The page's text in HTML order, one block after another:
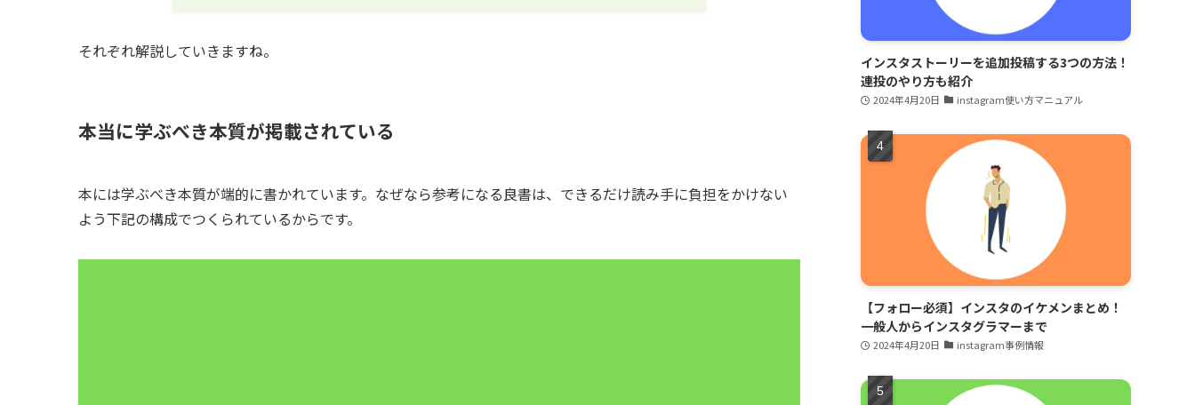
それぞれ解説していきますね。
本当に学ぶべき本質が掲載されている
本には学ぶべき本質が端的に書かれています。なぜなら参考になる良書は、できるだけ読み手に負担をかけない
よう下記の構成でつくられているからです。
インスタストーリーを追加投稿する3つの方法！
連投のやり方も紹介
2024年4月20日 instagram使い方マニュアル
【フォロー必須】インスタのイケメンまとめ！
一般人からインスタグラマーまで
2024年4月20日 instagram事例情報